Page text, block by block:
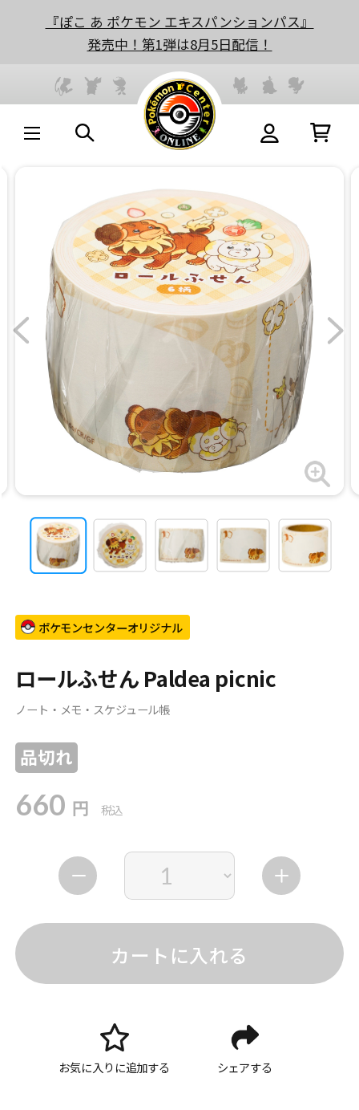
『ぽこ あ ポケモン エキスパンションパス』
発売中！第1弾は8月5日配信！
ポケモンセンターオリジナル
ロールふせん Paldea picnic
ノート・メモ・スケジュール帳
品切れ
660 円 税込
カートに入れる
お気に入りに追加する シェアする